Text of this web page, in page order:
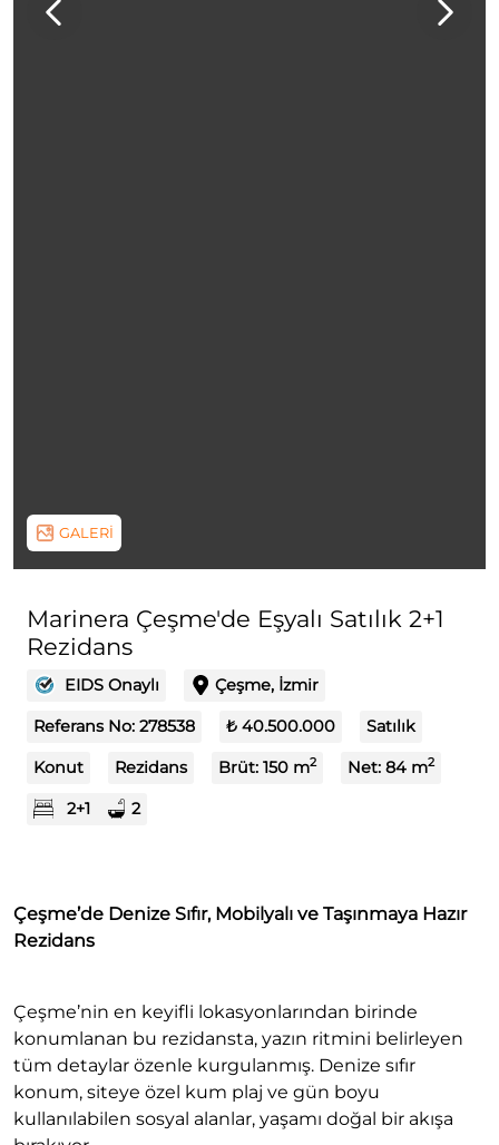
GALERİ
Marinera Çeşme'de Eşyalı Satılık 2+1
Rezidans
EIDS Onaylı Çeşme, İzmir
Referans No: 278538 ₺ 40.500.000 Satılık
Konut Rezidans Brüt: 150 m2 Net: 84 m2
2+1 2
Çeşme’de Denize Sıfır, Mobilyalı ve Taşınmaya Hazır
Rezidans
Çeşme’nin en keyifli lokasyonlarından birinde
konumlanan bu rezidansta, yazın ritmini belirleyen
tüm detaylar özenle kurgulanmış. Denize sıfır
konum, siteye özel kum plaj ve gün boyu
kullanılabilen sosyal alanlar, yaşamı doğal bir akışa